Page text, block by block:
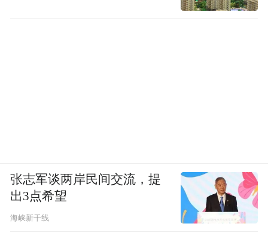
张志军谈两岸民间交流，提
出3点希望
海峡新干线